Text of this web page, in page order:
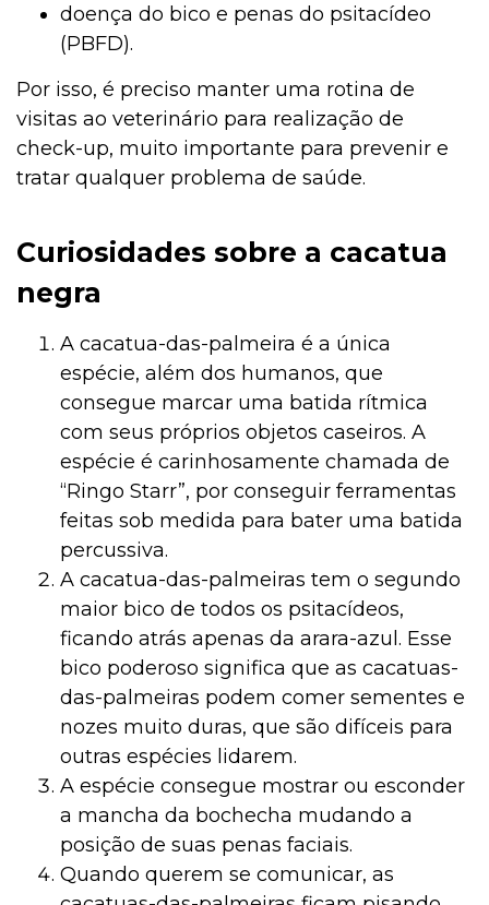
doença do bico e penas do psitacídeo
(PBFD).
Por isso, é preciso manter uma rotina de
visitas ao veterinário para realização de
check-up, muito importante para prevenir e
tratar qualquer problema de saúde.
Curiosidades sobre a cacatua
negra
A cacatua-das-palmeira é a única
espécie, além dos humanos, que
consegue marcar uma batida rítmica
com seus próprios objetos caseiros. A
espécie é carinhosamente chamada de
“Ringo Starr”, por conseguir ferramentas
feitas sob medida para bater uma batida
percussiva.
A cacatua-das-palmeiras tem o segundo
maior bico de todos os psitacídeos,
ficando atrás apenas da arara-azul. Esse
bico poderoso significa que as cacatuas-
das-palmeiras podem comer sementes e
nozes muito duras, que são difíceis para
outras espécies lidarem.
A espécie consegue mostrar ou esconder
a mancha da bochecha mudando a
posição de suas penas faciais.
Quando querem se comunicar, as